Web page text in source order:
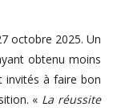
octobre 2025. Un
obtenu moins
invités à faire bon
« La réussite